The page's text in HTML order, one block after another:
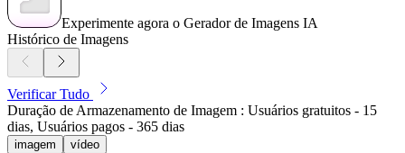
Experimente agora o Gerador de Imagens IA
Histórico de Imagens
Verificar Tudo
Duração de Armazenamento de Imagem : Usuários gratuitos - 15
dias, Usuários pagos - 365 dias
imagem vídeo